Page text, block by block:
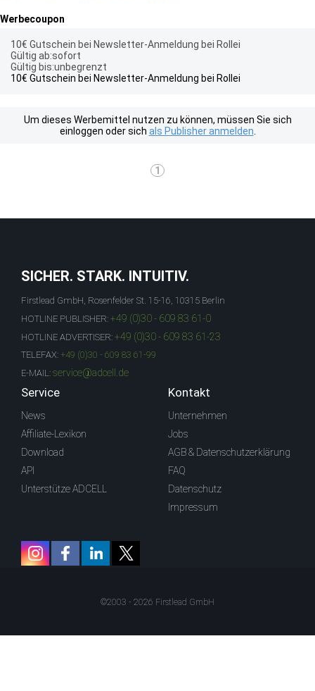
Werbecoupon
10€ Gutschein bei Newsletter-Anmeldung bei Rollei
Gültig ab:sofort
Gültig bis:unbegrenzt
10€ Gutschein bei Newsletter-Anmeldung bei Rollei
Um dieses Werbemittel nutzen zu können, müssen Sie sich
einloggen oder sich als Publisher anmelden
1
SICHER. STARK. INTUITIV.
Firstlead GmbH, Rosenfelder St. 15-16, 10315 Berlin
HOTLINE PUBLISHER: +49 (0)30 - 609 83 61-0
HOTLINE ADVERTISER: +49 (0)30 - 609 83 61-23
TELEFAX: +49 (0)30 - 609 83 61-99
E-MAIL: service@adcell.de
Service
News
Affiliate-Lexikon
Download
API
Unterstütze ADCELL
Kontakt
Unternehmen
Jobs
AGB & Datenschutzerklärung
FAQ
Datenschutz
Impressum
©2003 - 2026 Firstlead GmbH